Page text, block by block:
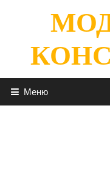
содержимому
Меню